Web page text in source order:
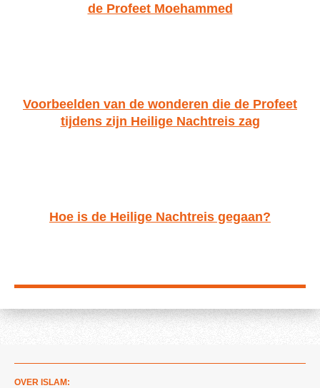
de Profeet Moehammed
Voorbeelden van de wonderen die de Profeet
tijdens zijn Heilige Nachtreis zag
Hoe is de Heilige Nachtreis gegaan?
OVER ISLAM: